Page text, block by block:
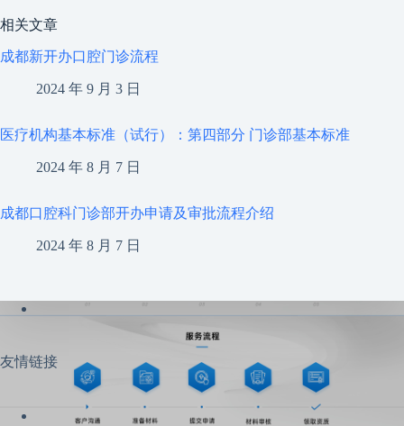
相关文章
成都新开办口腔门诊流程
2024 年 9 月 3 日
医疗机构基本标准（试行）：第四部分 门诊部基本标准
2024 年 8 月 7 日
成都口腔科门诊部开办申请及审批流程介绍
2024 年 8 月 7 日
友情链接